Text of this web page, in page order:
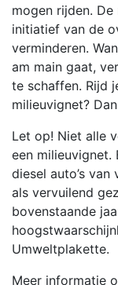
mogen rijden.
initiatief van de
verminderen.
am main gaat,
te schaffen. Rijd
milieuvignet?
Let op! Niet alle
een milieuvignet.
diesel auto’s
als vervuilend
bovenstaande
Umweltplakette.
Meer informatie